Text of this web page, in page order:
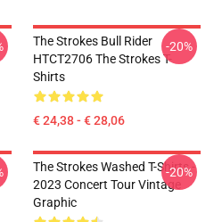
The Strokes Bull Rider
HTCT2706 The Strokes T-
Shirts
€ 24,38 - € 28,06
-20%
The Strokes Washed T-Shirts -
2023 Concert Tour Vintage
Graphic
-20%